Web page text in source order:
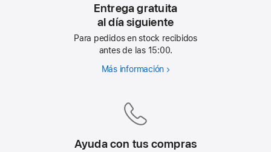
Entrega gratuita
al día siguiente
Para pedidos en stock recibidos
antes de las 15:00.
Más información Entrega
Ayuda con tus compras